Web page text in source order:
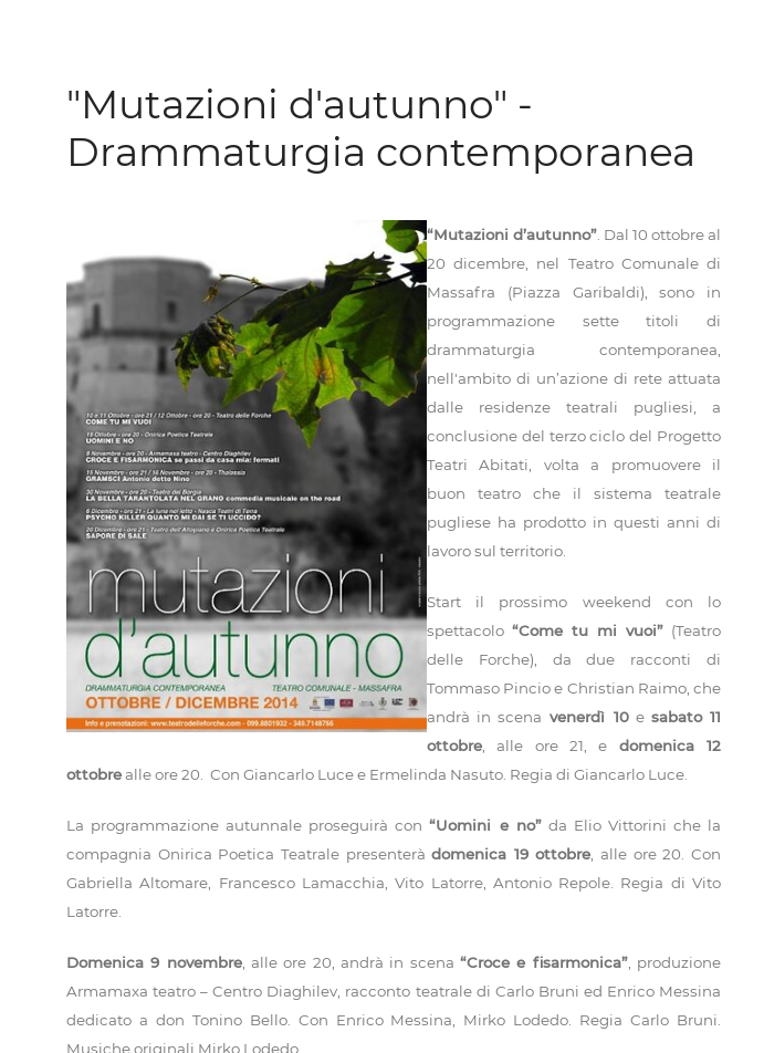
"Mutazioni d'autunno" -
Drammaturgia contemporanea
“Mutazioni d’autunno” . Dal 10 ottobre al
20 dicembre, nel Teatro Comunale di
Massafra (Piazza Garibaldi), sono in
programmazione sette titoli di
drammaturgia contemporanea,
nell'ambito di un’azione di rete attuata
dalle residenze teatrali pugliesi, a
conclusione del terzo ciclo del Progetto
Teatri Abitati, volta a promuovere il
buon teatro che il sistema teatrale
pugliese ha prodotto in questi anni di
lavoro sul territorio.
Start il prossimo weekend con lo
spettacolo “Come tu mi vuoi” (Teatro
delle Forche), da due racconti di
Tommaso Pincio e Christian Raimo, che
andrà in scena venerdì 10e sabato 11
ottobre , alle ore 21, e domenica 12
ottobre alle ore 20. Con Giancarlo Luce e Ermelinda Nasuto. Regia di Giancarlo Luce.
La programmazione autunnale proseguirà con“Uomini e no”da Elio Vittorini che la
compagnia Onirica Poetica Teatrale presenteràdomenica 19 ottobre , alle ore 20. Con
Gabriella Altomare, Francesco Lamacchia, Vito Latorre, Antonio Repole. Regia di Vito
Latorre.
Domenica 9 novembre, alle ore 20, andrà in scena“Croce e fisarmonica”, produzione
Armamaxa teatro – Centro Diaghilev, racconto teatrale di Carlo Bruni ed Enrico Messina
dedicato a don Tonino Bello. Con Enrico Messina, Mirko Lodedo. Regia Carlo Bruni.
Musiche originali Mirko Lodedo.